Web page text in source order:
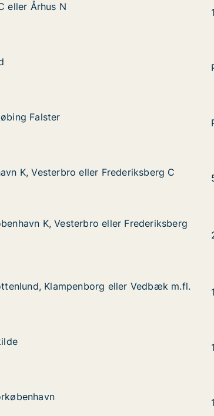
eller Århus N
eller Århus N
Falster
Falster
C
K, Vesterbro eller Frederiksberg C
K, Vesterbro eller Frederiksberg C
m.fl.
K, Vesterbro eller Frederiksberg m.fl.
K, Vesterbro eller Frederiksberg
m.fl.
Klampenborg eller Vedbæk m.fl.
Klampenborg eller Vedbæk m.fl.